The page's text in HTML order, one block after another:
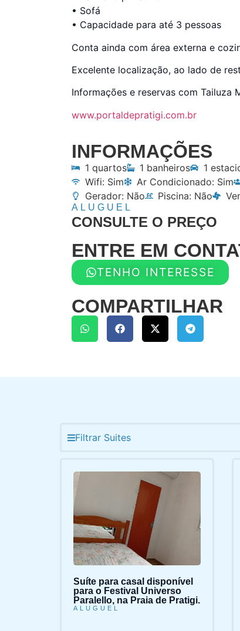
• Sofá
• Capacidade para até 3 pessoas
Conta ainda com área externa e
Excelente localização, ao lado de
Informações e reservas com Tailuza
www.portaldepratigi.com.br
INFORMAÇÕES
1 quartos 1 banheiros
1
Wifi: Sim
Ar Condicionado: Sim
Gerador: Não
Piscina: Não
ALUGUEL
CONSULTE O PREÇO
ENTRE EM
TENHO INTERESSE
COMPARTILHAR
Filtrar Suites
Suíte para casal disponível
para o Festival Universo
Paralello, na Praia de Pratigi.
ALUGUEL